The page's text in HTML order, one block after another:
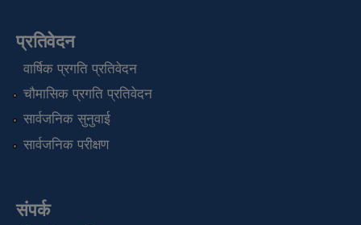
प्रतिवेदन
वार्षिक प्रगति प्रतिवेदन
चौमासिक प्रगति प्रतिवेदन
सार्वजनिक सुनुवाई
सार्वजनिक परीक्षण
संपर्क